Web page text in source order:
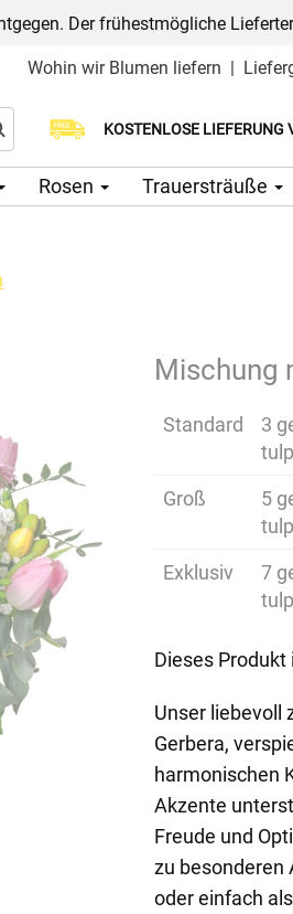
Der frühestmögliche
Wohin wir Blumen liefern |
KOSTENLOSE LIEFERUNG
Wählen Sie Ihr Lieferdatum
Rosen Trauersträuße
Mischung
Standard
3
Groß
5
Exklusiv
7
Dieses
Unser liebevoll
Gerbera,
harmonischen
Akzente
Freude und
zu besonderen
oder einfach